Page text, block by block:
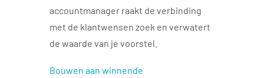
accountmanager raakt de verbinding
met de klantwensen zoek en verwatert
de waarde van je voorstel.
Bouwen aan winnende